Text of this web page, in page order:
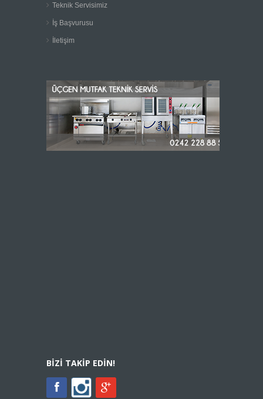
Teknik Servisimiz
İş Başvurusu
İletişim
BIZI TAKIP EDIN!